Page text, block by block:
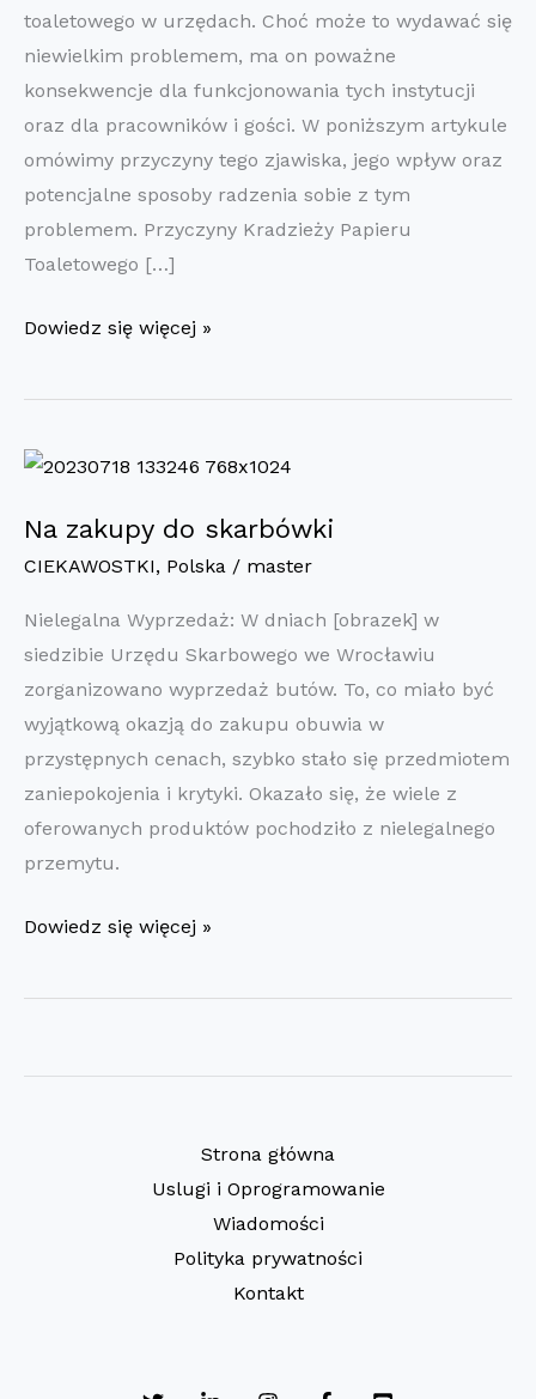
toaletowego w urzędach. Choć może to wydawać się
niewielkim problemem, ma on poważne
konsekwencje dla funkcjonowania tych instytucji
oraz dla pracowników i gości. W poniższym artykule
omówimy przyczyny tego zjawiska, jego wpływ oraz
potencjalne sposoby radzenia sobie z tym
problemem. Przyczyny Kradzieży Papieru
Toaletowego […]
Plaga
Papieru
w
Problem
Wymagający
Dowiedz się więcej »
Na zakupy do skarbówki
CIEKAWOSTKI, Polska / master
Nielegalna Wyprzedaż: W dniach [obrazek] w
siedzibie Urzędu Skarbowego we Wrocławiu
zorganizowano wyprzedaż butów. To, co miało być
wyjątkową okazją do zakupu obuwia w
przystępnych cenach, szybko stało się przedmiotem
zaniepokojenia i krytyki. Okazało się, że wiele z
oferowanych produktów pochodziło z nielegalnego
przemytu.
Na
do
Dowiedz się więcej »
Strona główna
Uslugi i Oprogramowanie
Wiadomości
Polityka prywatności
Kontakt